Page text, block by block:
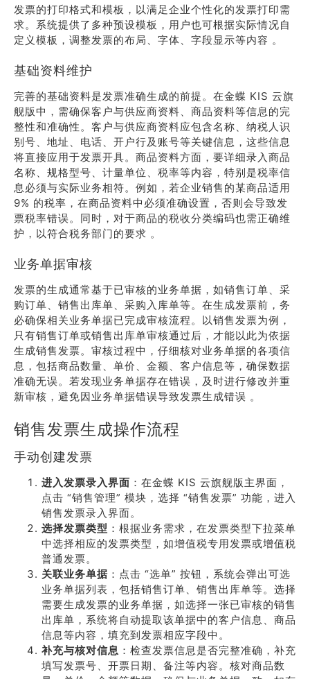
发票的打印格式和模板，以满足企业个性化的发票打印需
求。系统提供了多种预设模板，用户也可根据实际情况自
定义模板，调整发票的布局、字体、字段显示等内容 。
基础资料维护
完善的基础资料是发票准确生成的前提。在金蝶 KIS 云旗
舰版中，需确保客户与供应商资料、商品资料等信息的完
整性和准确性。客户与供应商资料应包含名称、纳税人识
别号、地址、电话、开户行及账号等关键信息，这些信息
将直接应用于发票开具。商品资料方面，要详细录入商品
名称、规格型号、计量单位、税率等内容，特别是税率信
息必须与实际业务相符。例如，若企业销售的某商品适用
9% 的税率，在商品资料中必须准确设置，否则会导致发
票税率错误。同时，对于商品的税收分类编码也需正确维
护，以符合税务部门的要求 。
业务单据审核
发票的生成通常基于已审核的业务单据，如销售订单、采
购订单、销售出库单、采购入库单等。在生成发票前，务
必确保相关业务单据已完成审核流程。以销售发票为例，
只有销售订单或销售出库单审核通过后，才能以此为依据
生成销售发票。审核过程中，仔细核对业务单据的各项信
息，包括商品数量、单价、金额、客户信息等，确保数据
准确无误。若发现业务单据存在错误，及时进行修改并重
新审核，避免因业务单据错误导致发票生成错误 。
销售发票生成操作流程
手动创建发票
进入发票录入界面 ：在金蝶 KIS 云旗舰版主界面，
点击 “销售管理” 模块，选择 “销售发票” 功能，进入
销售发票录入界面。
选择发票类型 ：根据业务需求，在发票类型下拉菜单
中选择相应的发票类型，如增值税专用发票或增值税
普通发票。
关联业务单据 ：点击 “选单” 按钮，系统会弹出可选
业务单据列表，包括销售订单、销售出库单等。选择
需要生成发票的业务单据，如选择一张已审核的销售
出库单，系统将自动提取该单据中的客户信息、商品
信息等内容，填充到发票相应字段中。
补充与核对信息 ：检查发票信息是否完整准确，补充
填写发票号、开票日期、备注等内容。核对商品数